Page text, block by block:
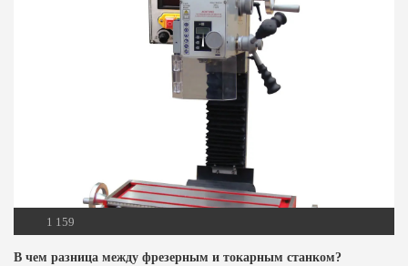
1 159
В чем разница между фрезерным и токарным станком?